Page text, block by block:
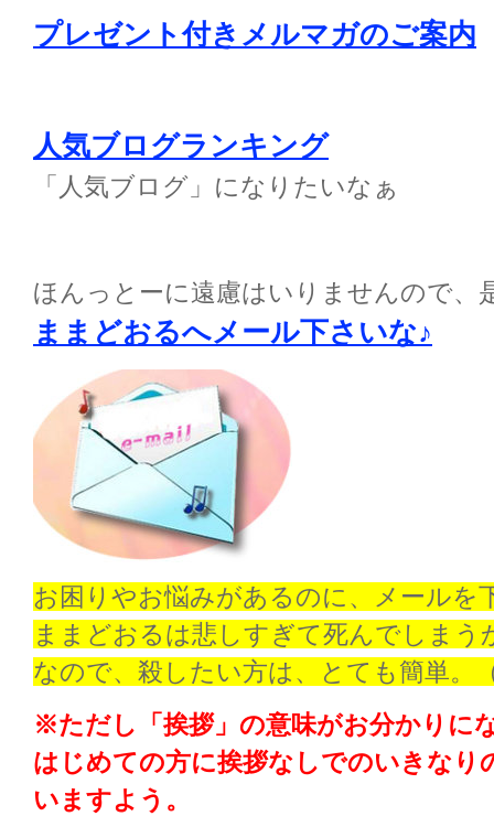
プレゼント付きメルマガのご案内
人気ブログランキング
「人気ブログ」になりたいなぁ
ほんっとーに遠慮はいりませんので、
ままどおるへメール下さいな♪
お困りやお悩みがあるのに、メールを
ままどおるは悲しすぎて死んでしまう
なので、殺したい方は、とても簡単。
※ただし「挨拶」の意味がお分かりに
はじめての方に挨拶なしでのいきなり
いますよう。